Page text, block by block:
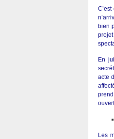
bien
En
acte
Les